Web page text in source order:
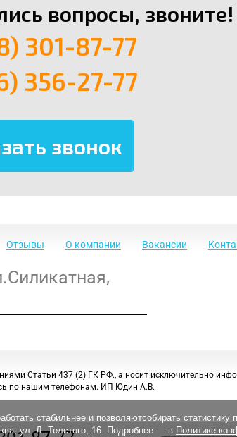
вопросы, звоните!
301-87-77
356-27-77
Отзывы О компании Вакансии
Статьи 437 (2) ГК РФ., а носит исключительно
по нашим телефонам. ИП Юдин А.В.
стабильнее и позволяютсобирать статистику
ул. Л. Толстого, 16. Подробнее — в Политике